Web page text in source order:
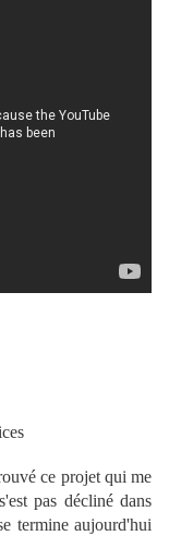
ce projet qui me
pas décliné dans
termine aujourd'hui